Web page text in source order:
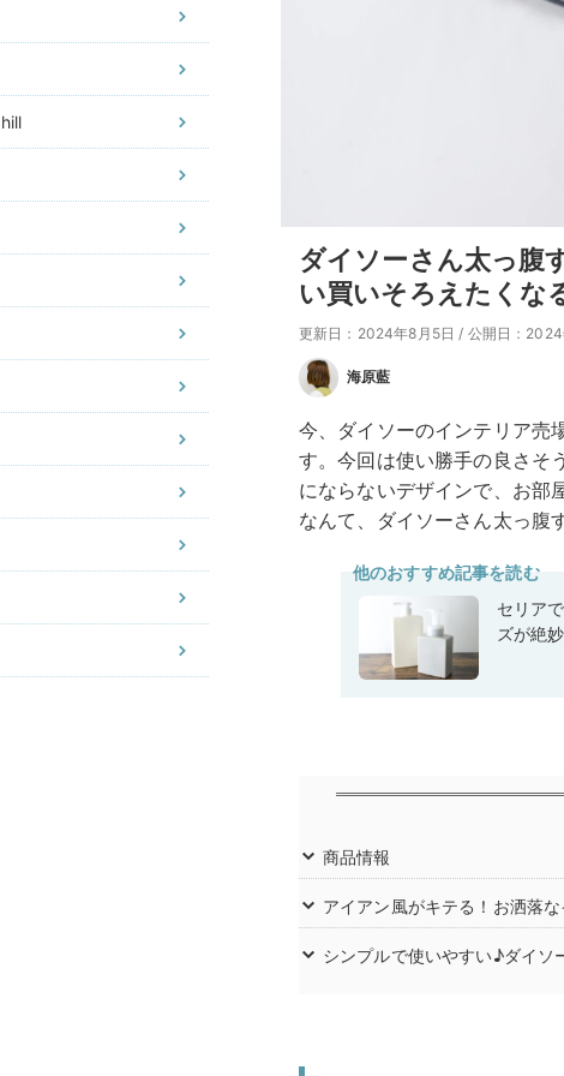
ダイソーさん太っ腹
い買いそろえたくな
更新日：2024年8月5日 / 公開日：2024
海原藍
今、ダイソーのインテリア売
す。今回は使い勝手の良さそ
にならないデザインで、お部
なんて、ダイソーさん太っ腹
他のおすすめ記事を読む
セリア
ズが絶
商品情報
アイアン風がキテる！お洒落
シンプルで使いやすい♪ダイソ